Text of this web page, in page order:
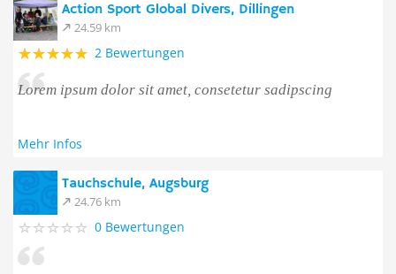
Action Sport Global Divers, Dillingen
24.59 km
2 Bewertungen
Lorem ipsum dolor sit amet, consetetur sadipscing
Mehr Infos
Tauchschule, Augsburg
24.76 km
0 Bewertungen